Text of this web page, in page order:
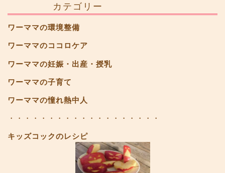
カテゴリー
ワーママの環境整備
ワーママのココロケア
ワーママの妊娠・出産・授乳
ワーママの子育て
ワーママの憧れ熱中人
・・・・・・・・・・・・・・・・・・・
キッズコックのレシピ